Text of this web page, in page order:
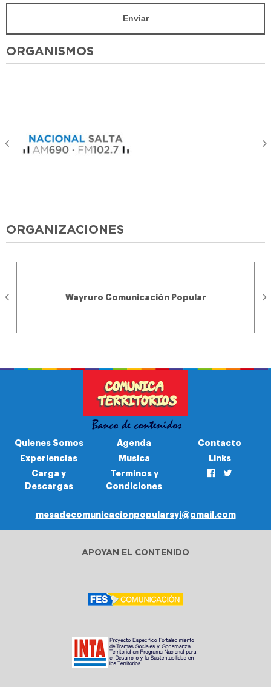
ORGANISMOS
ORGANIZACIONES
Wayruro Comunicación Popular
Quienes Somos
Experiencias
Carga y
Descargas
Agenda
Musica
Terminos y
Condiciones
Contacto
Links
mesadecomunicacionpopularsyj@gmail.com
APOYAN EL CONTENIDO